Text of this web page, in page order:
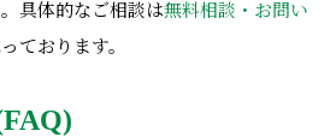
具体的なご相談は無料相談・お問い
ております。